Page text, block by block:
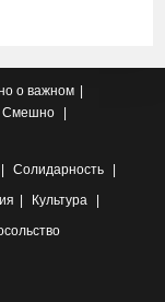
о важном
Смешно
Солидарность
Культура